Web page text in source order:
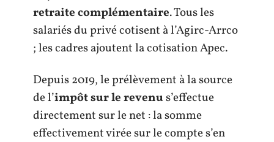
retraite complémentaire. Tous les
salariés du privé cotisent à l’Agirc-Arrco
; les cadres ajoutent la cotisation Apec.
Depuis 2019, le prélèvement à la source
de l’impôt sur le revenus’effectue
directement sur le net : la somme
effectivement virée sur le compte s’en